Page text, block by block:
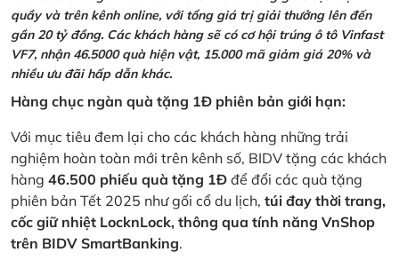
quầy và trên kênh online, với tổng giá trị giải thưởng lên đến
gần 20 tỷ đồng. Các khách hàng sẽ có cơ hội trúng ô tô Vinfast
VF7, nhận 46.5000 quà hiện vật, 15.000 mã giảm giá 20% và
nhiều ưu đãi hấp dẫn khác.
Hàng chục ngàn quà tặng 1Đ phiên bản giới hạn:
Với mục tiêu đem lại cho các khách hàng những trải
nghiệm hoàn toàn mới trên kênh số, BIDV tặng các khách
hàng 46.500 phiếu quà tặng 1Đ để đổi các quà tặng
phiên bản Tết 2025 như gối cổ du lịch, túi đay thời trang,
cốc giữ nhiệt LocknLock, thông qua tính năng VnShop
trên BIDV SmartBanking.